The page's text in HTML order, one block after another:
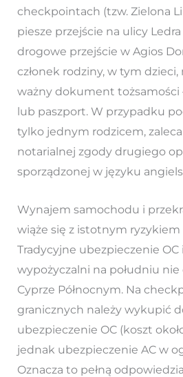
checkpointach (tzw. Zielona
piesze przejście na ulicy
drogowe przejście w Agios
członek rodziny, w tym
ważny dokument tożsamości
lub paszport. W przypadku
tylko jednym rodzicem,
notarialnej zgody drugiego
sporządzonej w języku
Wynajem samochodu i
wiąże się z istotnym
Tradycyjne ubezpieczenie
wypożyczalni na południu
Cyprze Północnym. Na
granicznych należy wykupić
ubezpieczenie OC (koszt
jednak ubezpieczenie AC w
Oznacza to pełną